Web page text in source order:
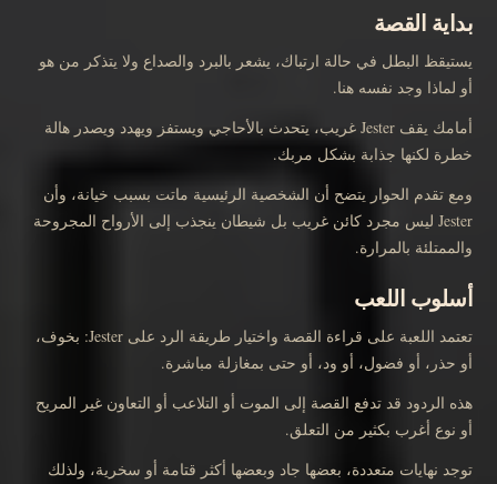
بداية القصة
يستيقظ البطل في حالة ارتباك، يشعر بالبرد والصداع ولا يتذكر من هو
أو لماذا وجد نفسه هنا.
أمامك يقف Jester غريب، يتحدث بالأحاجي ويستفز ويهدد ويصدر هالة
خطرة لكنها جذابة بشكل مربك.
ومع تقدم الحوار يتضح أن الشخصية الرئيسية ماتت بسبب خيانة، وأن
Jester ليس مجرد كائن غريب بل شيطان ينجذب إلى الأرواح المجروحة
والممتلئة بالمرارة.
أسلوب اللعب
تعتمد اللعبة على قراءة القصة واختيار طريقة الرد على Jester: بخوف،
أو حذر، أو فضول، أو ود، أو حتى بمغازلة مباشرة.
هذه الردود قد تدفع القصة إلى الموت أو التلاعب أو التعاون غير المريح
أو نوع أغرب بكثير من التعلق.
توجد نهايات متعددة، بعضها جاد وبعضها أكثر قتامة أو سخرية، ولذلك